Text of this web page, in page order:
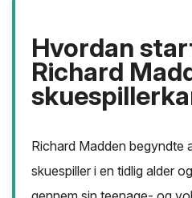
Hvordan
Richard
Richard Madden begyndte
skuespiller i en tidlig alder